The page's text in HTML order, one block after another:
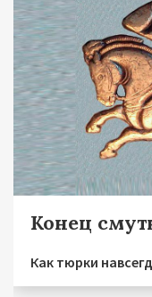
Конец
Как тюрки